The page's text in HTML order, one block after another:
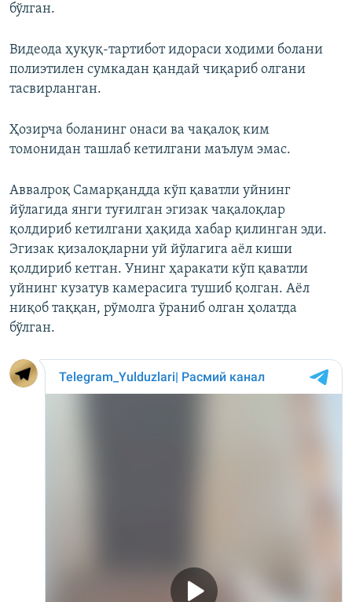
бўлган.
Видеода ҳуқуқ-тартибот идораси ходими болани
полиэтилен сумкадан қандай чиқариб олгани
тасвирланган.
Ҳозирча боланинг онаси ва чақалоқ ким
томонидан ташлаб кетилгани маълум эмас.
Аввалроқ Самарқандда кўп қаватли уйнинг
йўлагида янги туғилган эгизак чақалоқлар
қолдириб кетилгани ҳақида хабар қилинган эди.
Эгизак қизалоқларни уй йўлагига аёл киши
қолдириб кетган. Унинг ҳаракати кўп қаватли
уйнинг кузатув камерасига тушиб қолган. Аёл
ниқоб таққан, рўмолга ўраниб олган ҳолатда
бўлган.